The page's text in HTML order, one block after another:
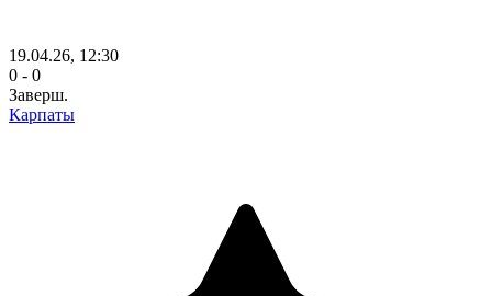
19.04.26, 12:30
0 - 0
Заверш.
Карпаты